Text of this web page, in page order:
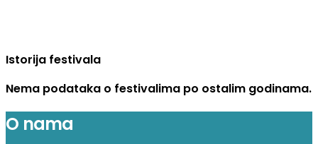
Istorija festivala
Nema podataka o festivalima po ostalim godinama.
O nama